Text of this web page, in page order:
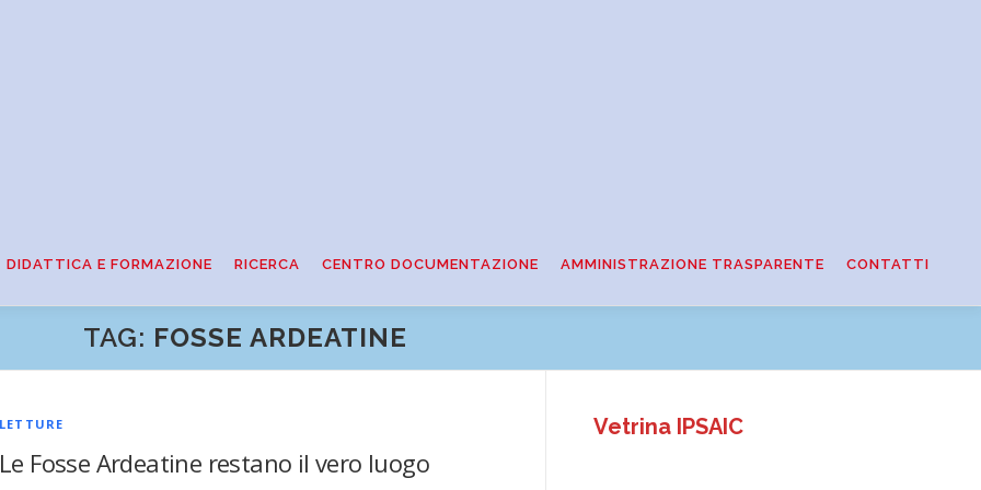
DIDATTICA E FORMAZIONE RICERCA CENTRO DOCUMENTAZIONE AMMINISTRAZIONE TRASPARENTE CONTATTI
TAG: FOSSE ARDEATINE
LETTURE
Le Fosse Ardeatine restano il vero luogo
Vetrina IPSAIC